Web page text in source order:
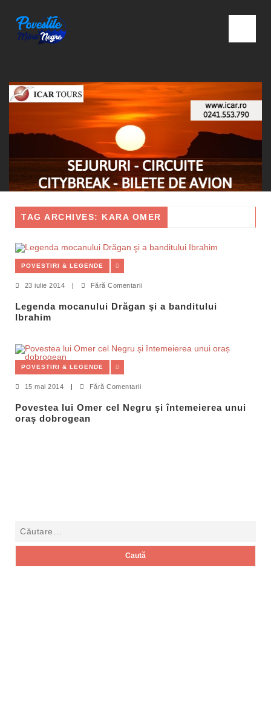
TAG ARCHIVES: KARA OMER
POVESTIRI & LEGENDE
23 iulie 2014 | Fără Comentarii
Legenda mocanului Drăgan şi a banditului
Ibrahim
POVESTIRI & LEGENDE
15 mai 2014 | Fără Comentarii
Povestea lui Omer cel Negru și întemeierea unui
oraș dobrogean